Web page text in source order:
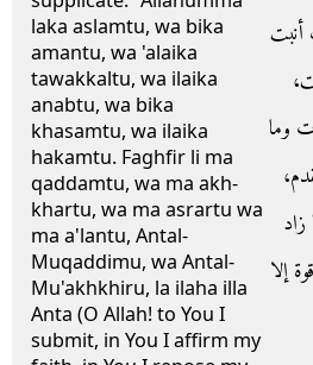
laka aslamtu, wa bika
amantu, wa 'alaika
tawakkaltu, wa ilaika
anabtu, wa bika
khasamtu, wa ilaika
hakamtu. Faghfir li ma
qaddamtu, wa ma akh-
khartu, wa ma asrartu wa
ma a'lantu, Antal-
Muqaddimu, wa Antal-
Mu'akhkhiru, la ilaha illa
Anta (O Allah! to You I
submit, in You I affirm my
أنبت
وما
إلا